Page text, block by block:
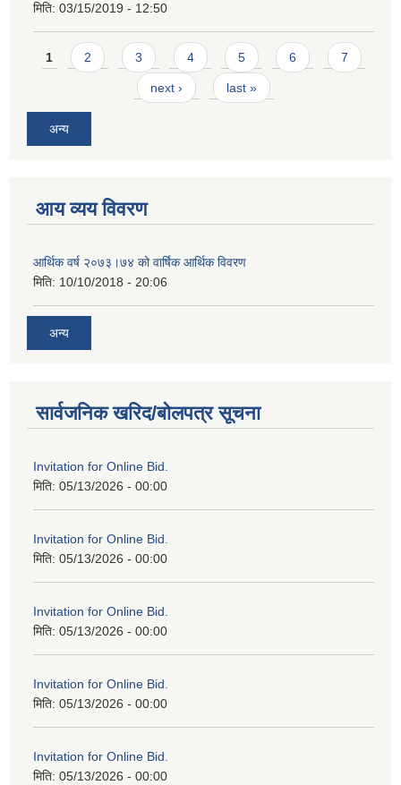
मिति: 03/15/2019 - 12:50
Pages
1 2 3 4 5 6 7
next › last »
अन्य
आय व्यय विवरण
आर्थिक वर्ष २०७३।७४ को वार्षिक आर्थिक विवरण
मिति: 10/10/2018 - 20:06
अन्य
सार्वजनिक खरिद/बोलपत्र सूचना
Invitation for Online Bid.
मिति: 05/13/2026 - 00:00
Invitation for Online Bid.
मिति: 05/13/2026 - 00:00
Invitation for Online Bid.
मिति: 05/13/2026 - 00:00
Invitation for Online Bid.
मिति: 05/13/2026 - 00:00
Invitation for Online Bid.
मिति: 05/13/2026 - 00:00